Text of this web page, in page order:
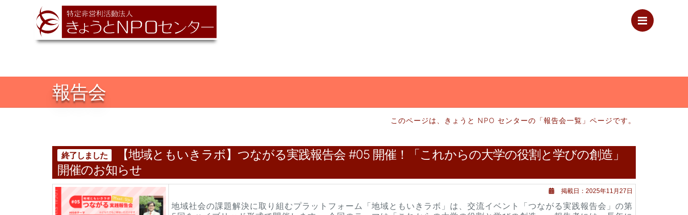
報告会
このページは、きょうと NPO センターの「報告会一覧」ページです。
終了しました
【地域ともいきラボ】つながる実践報告会 #05 開催！「これからの大学の役割と学びの創造」
開催のお知らせ
掲載日：2025年11月27日
地域社会の課題解決に取り組むプラットフォーム「地域ともいきラボ」は、交流イベント「つながる実践報告会」の第